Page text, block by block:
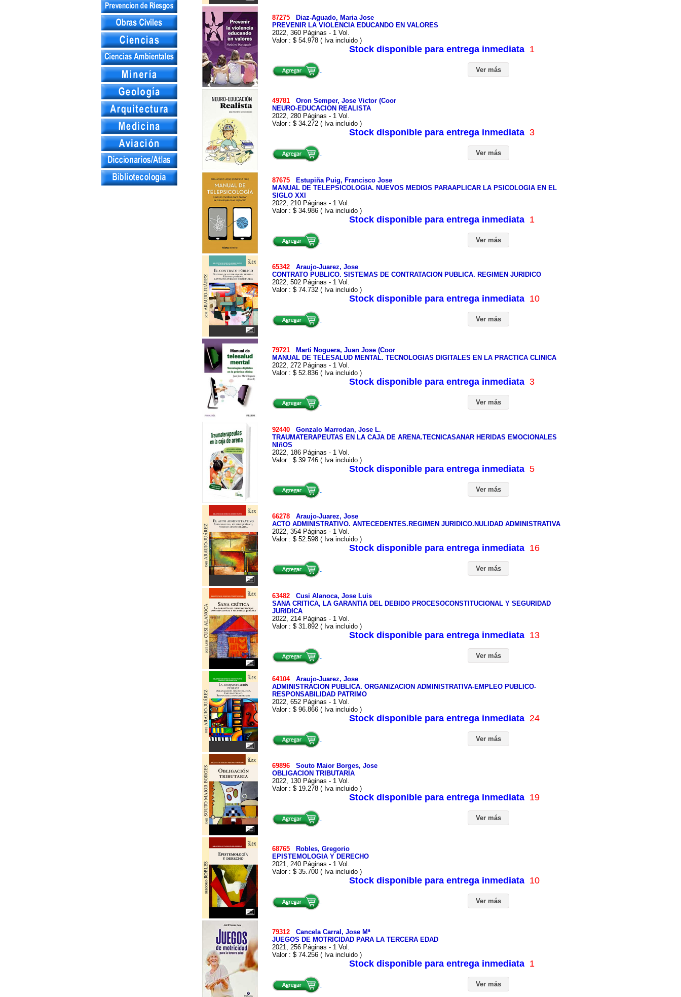
87275
Diaz-Aguado, Maria Jose
PREVENIR LA VIOLENCIA EDUCANDO EN VALORES
2022, 360 Páginas - 1 Vol.
Valor : $ 54.978 ( Iva incluido )
Stock disponible para entrega inmediata 1
Ver más
49781 Oron Semper, Jose Victor (Coor
NEURO-EDUCACION REALISTA
2022, 280 Páginas - 1 Vol.
Valor : $ 34.272 ( Iva incluido )
Stock disponible para entrega inmediata 3
Ver más
87675
Estupiña Puig, Francisco Jose
MANUAL DE TELEPSICOLOGIA. NUEVOS MEDIOS PARAAPLICAR LA PSICOLOGIA EN EL
SIGLO XXI
2022, 210 Páginas - 1 Vol.
Valor : $ 34.986 ( Iva incluido )
Stock disponible para entrega inmediata 1
Ver más
65342 Araujo-Juarez, Jose
CONTRATO PUBLICO. SISTEMAS DE CONTRATACION PUBLICA. REGIMEN JURIDICO
2022, 502 Páginas - 1 Vol.
Valor : $ 74.732 ( Iva incluido )
Stock disponible para entrega inmediata 10
Ver más
79721
Marti Noguera, Juan Jose (Coor
MANUAL DE TELESALUD MENTAL. TECNOLOGIAS DIGITALES EN LA PRACTICA CLINICA
2022, 272 Páginas - 1 Vol.
Valor : $ 52.836 ( Iva incluido )
Stock disponible para entrega inmediata 3
Ver más
92440 Gonzalo Marrodan, Jose L.
TRAUMATERAPEUTAS EN LA CAJA DE ARENA.TECNICASANAR HERIDAS EMOCIONALES
NIñOS
2022, 186 Páginas - 1 Vol.
Valor : $ 39.746 ( Iva incluido )
Stock disponible para entrega inmediata 5
Ver más
66278 Araujo-Juarez, Jose
ACTO ADMINISTRATIVO. ANTECEDENTES.REGIMEN JURIDICO.NULIDAD ADMINISTRATIVA
2022, 354 Páginas - 1 Vol.
Valor : $ 52.598 ( Iva incluido )
Stock disponible para entrega inmediata 16
Ver más
63482 Cusi Alanoca, Jose Luis
SANA CRITICA, LA GARANTIA DEL DEBIDO PROCESOCONSTITUCIONAL Y SEGURIDAD
JURIDICA
2022, 214 Páginas - 1 Vol.
Valor : $ 31.892 ( Iva incluido )
Stock disponible para entrega inmediata 13
Ver más
64104 Araujo-Juarez, Jose
ADMINISTRACION PUBLICA. ORGANIZACION ADMINISTRATIVA-EMPLEO PUBLICO-
RESPONSABILIDAD PATRIMO
2022, 652 Páginas - 1 Vol.
Valor : $ 96.866 ( Iva incluido )
Stock disponible para entrega inmediata 24
Ver más
69896 Souto Maior Borges, Jose
OBLIGACION TRIBUTARIA
2022, 130 Páginas - 1 Vol.
Valor : $ 19.278 ( Iva incluido )
Stock disponible para entrega inmediata 19
Ver más
68765
Robles, Gregorio
EPISTEMOLOGIA Y DERECHO
2021, 240 Páginas - 1 Vol.
Valor : $ 35.700 ( Iva incluido )
Stock disponible para entrega inmediata 10
Ver más
79312 Cancela Carral, Jose Mª
JUEGOS DE MOTRICIDAD PARA LA TERCERA EDAD
2021, 256 Páginas - 1 Vol.
Valor : $ 74.256 ( Iva incluido )
Stock disponible para entrega inmediata 1
Ver más